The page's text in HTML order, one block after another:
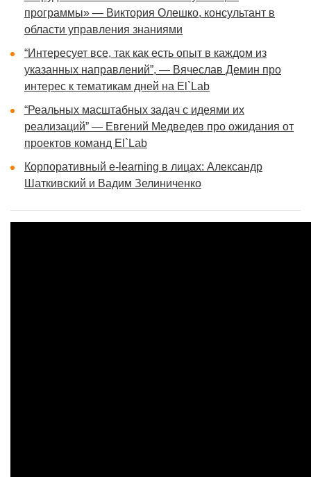
программы» — Виктория Олешко, консультант в
области управления знаниями
“Интересует все, так как есть опыт в каждом из
указанных направлений”, — Вячеслав Демин про
интерес к тематикам дней на El`Lab
“Реальных масштабных задач с идеями их
реализаций” — Евгений Медведев про ожидания от
проектов команд El`Lab
Корпоративный e-learning в лицах: Александр
Шаткивский и Вадим Зелиниченко